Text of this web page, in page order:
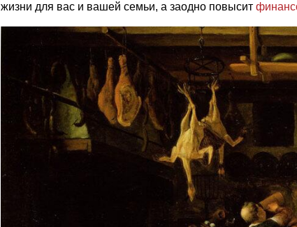
жизни для вас и вашей семьи, а заодно повысит